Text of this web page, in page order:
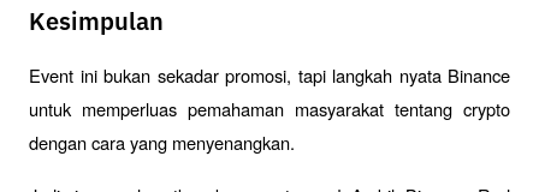
Kesimpulan
Event ini bukan sekadar promosi, tapi langkah nyata Binance
untuk memperluas pemahaman masyarakat tentang crypto
dengan cara yang menyenangkan.